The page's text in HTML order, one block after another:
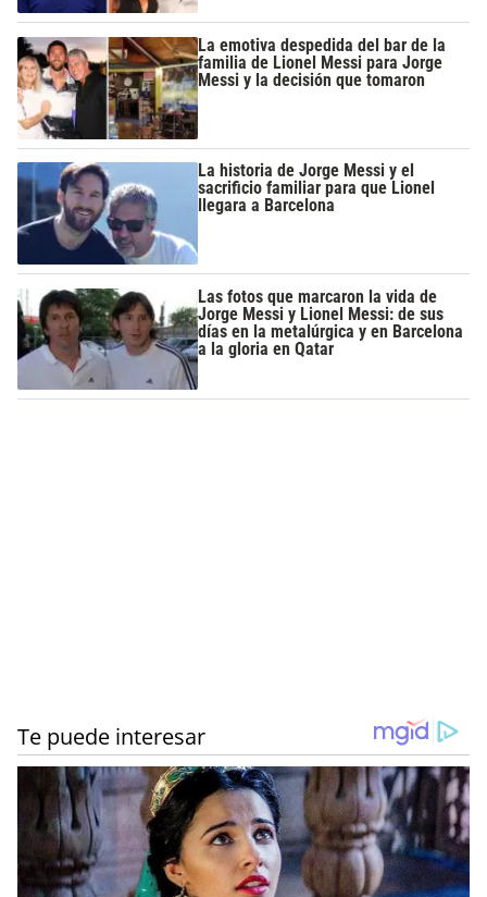
La emotiva despedida del bar de la
familia de Lionel Messi para Jorge
Messi y la decisión que tomaron
La historia de Jorge Messi y el
sacrificio familiar para que Lionel
llegara a Barcelona
Las fotos que marcaron la vida de
Jorge Messi y Lionel Messi: de sus
días en la metalúrgica y en Barcelona
a la gloria en Qatar